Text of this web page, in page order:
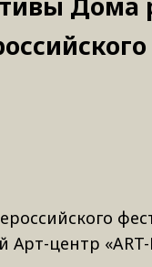
центр «ART-